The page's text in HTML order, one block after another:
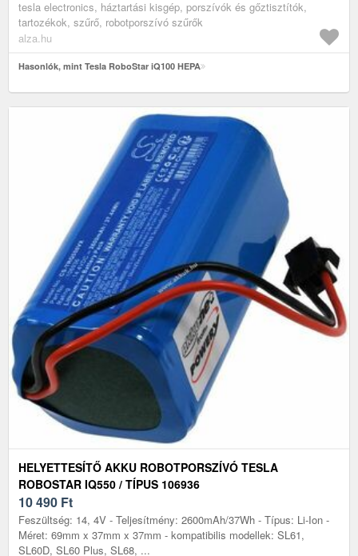
tesla electronics, háztartási kisgép, porszívók és gőztisztítók,
tartozékok, szűrő, robotporszívó szűrők
alza.hu
Hasonlók, mint Tesla RoboStar iQ100 HEPA
HELYETTESÍTŐ AKKU ROBOTPORSZÍVÓ TESLA
ROBOSTAR IQ550 / TÍPUS 106936
10 490 Ft
Feszültség: 14, 4V - Teljesítmény: 2600mAh/37Wh - Típus: Li-Ion -
Méret: 69mm x 37mm x 37mm - kompatibilis modellek: SL61,
SL60D, SL60 Plus, SL68, ...